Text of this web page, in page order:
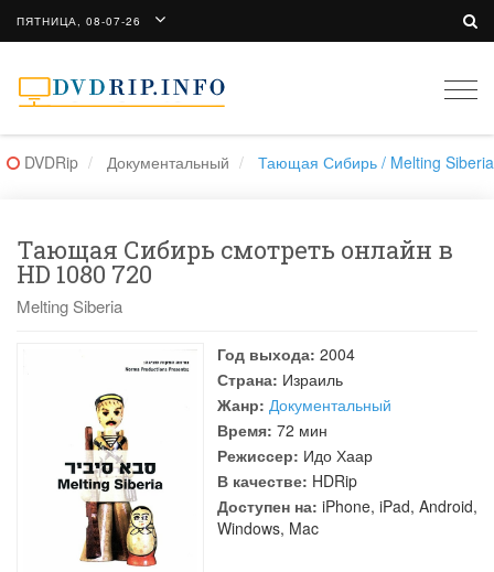
ПЯТНИЦА, 08-07-26
DVDRip Документальный Тающая Сибирь / Melting Siberia
Тающая Сибирь смотреть онлайн в
HD 1080 720
Melting Siberia
Год выхода: 2004
Страна: Израиль
Жанр: Документальный
Время: 72 мин
Режиссер: Идо Хаар
В качестве: HDRip
Доступен на: iPhone, iPad, Android,
Windows, Mac